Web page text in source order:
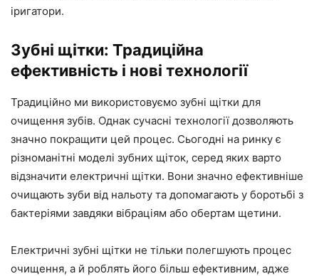
іригатори.
Зубні щітки: Традиційна
ефективність і нові технології
Традиційно ми використовуємо зубні щітки для
очищення зубів. Однак сучасні технології дозволяють
значно покращити цей процес. Сьогодні на ринку є
різноманітні моделі зубних щіток, серед яких варто
відзначити електричні щітки. Вони значно ефективніше
очищають зуби від нальоту та допомагають у боротьбі з
бактеріями завдяки вібраціям або обертам щетини.
Електричні зубні щітки не тільки полегшують процес
очищення, а й роблять його більш ефективним, адже